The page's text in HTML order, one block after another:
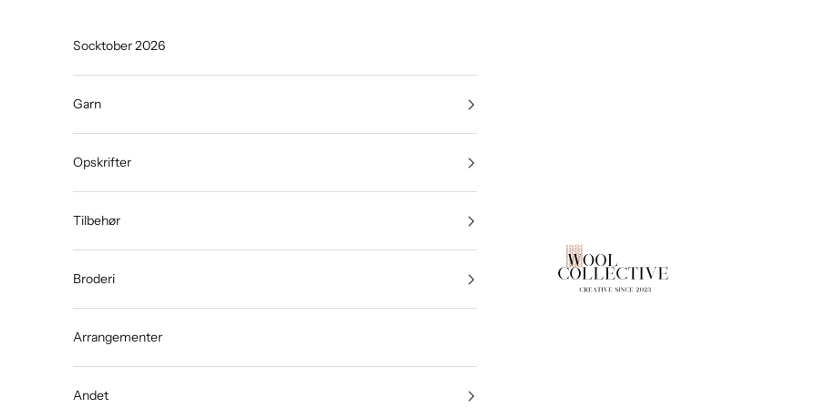
Socktober 2026
Garn
Opskrifter
Tilbehør
Broderi
Arrangementer
Andet